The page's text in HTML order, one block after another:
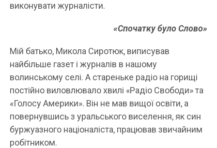
виконувати журналісти.
«Спочатку було Слово»
Мій батько, Микола Сиротюк, виписував
найбільше газет і журналів в нашому
волинському селі. А стареньке радіо на горищі
постійно виловлювало хвилі «Радіо Свободи» та
«Голосу Америки». Він не мав вищої освіти, а
повернувшись з уральського виселення, як син
буржуазного націоналіста, працював звичайним
робітником.